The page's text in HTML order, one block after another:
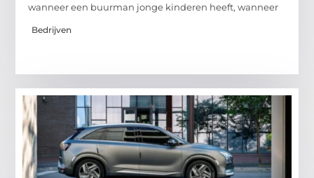
wanneer een buurman jonge kinderen heeft, wanneer
Bedrijven